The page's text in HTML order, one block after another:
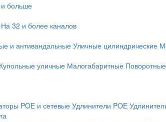
больше
На 32 и более каналов
и антивандальные Уличные цилиндрические
Купольные уличные Малогабаритные Поворотные
POE и сетевые Удлинители POE